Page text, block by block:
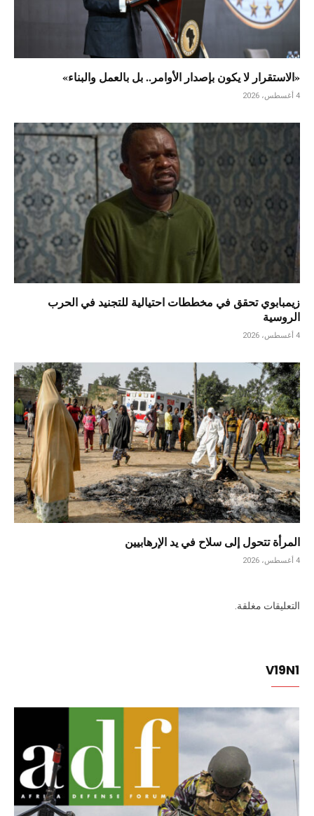
«الاستقرار لا يكون بإصدار الأوامر.. بل بالعمل والبناء»
4 أغسطس، 2026
زيمبابوي تحقق في مخططات احتيالية للتجنيد في الحرب
الروسية
4 أغسطس، 2026
المرأة تتحول إلى سلاح في يد الإرهابيين
4 أغسطس، 2026
التعليقات مغلقة.
V19N1